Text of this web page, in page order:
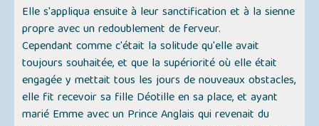
Elle s'appliqua ensuite à leur sanctification et à la sienne
propre avec un redoublement de ferveur.
Cependant comme c'était la solitude qu'elle avait
toujours souhaitée, et que la supériorité où elle était
engagée y mettait tous les jours de nouveaux obstacles,
elle fit recevoir sa fille Déotille en sa place, et ayant
marié Emme avec un Prince Anglais qui revenait du